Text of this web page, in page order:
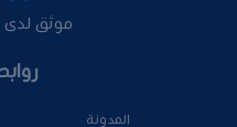
المدونة
موثق لدى